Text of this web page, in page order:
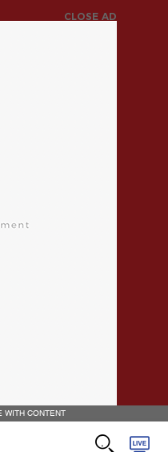
CLOSE AD
WITH CONTENT